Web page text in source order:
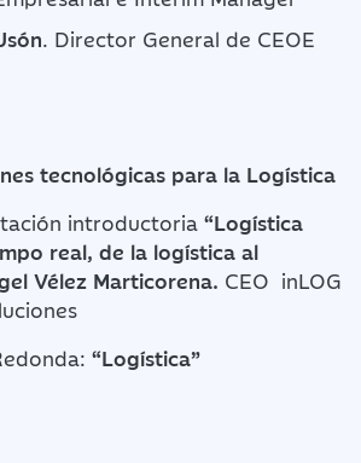
. Director General de CEOE
tecnológicas para la Logística
introductoria “Logística
real, de la logística al
Vélez Marticorena. CEO inLOG
“Logística”